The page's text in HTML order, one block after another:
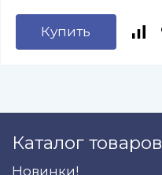
Купить
Каталог товаров
Новинки!